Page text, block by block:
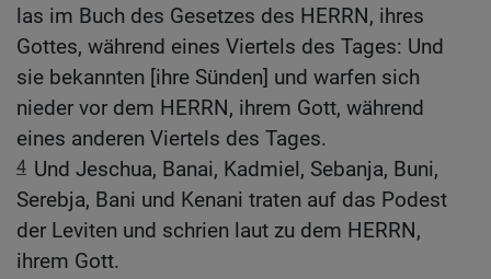
las im Buch des Gesetzes des HERRN, ihres
Gottes, während eines Viertels des Tages: Und
sie bekannten [ihre Sünden] und warfen sich
nieder vor dem HERRN, ihrem Gott, während
eines anderen Viertels des Tages.
4 Und Jeschua, Banai, Kadmiel, Sebanja, Buni,
Serebja, Bani und Kenani traten auf das Podest
der Leviten und schrien laut zu dem HERRN,
ihrem Gott.